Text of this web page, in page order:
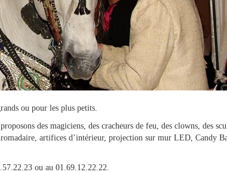
ou pour les plus petits.
des magiciens, des cracheurs de feu, des clowns, des
artifices d’intérieur, projection sur mur LED, Candy
ou au 01.69.12.22.22.